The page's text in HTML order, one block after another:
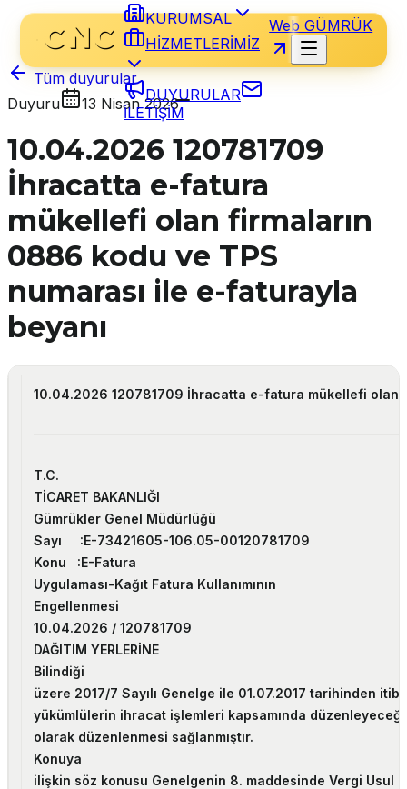
KURUMSAL
HİZMETLERİMİZ
DUYURULAR
İLETİŞİM
Web GÜMRÜK
Tüm duyurular
Duyuru
13 Nisan 2026
10.04.2026 120781709
İhracatta e-fatura
mükellefi olan firmaların
0886 kodu ve TPS
numarası ile e-faturayla
beyanı
10.04.2026 120781709 İhracatta e-fatura mükellefi olan
T.C.
TİCARET BAKANLIĞI
Gümrükler Genel Müdürlüğü
Sayı :E-73421605-106.05-00120781709
Konu :E-Fatura
Uygulaması-Kağıt Fatura Kullanımının
Engellenmesi
10.04.2026 / 120781709
DAĞITIM YERLERİNE
Bilindiği
üzere 2017/7 Sayılı Genelge ile 01.07.2017 tarihinden
yükümlülerin ihracat işlemleri kapsamında
olarak düzenlenmesi sağlanmıştır.
Konuya
ilişkin söz konusu Genelgenin 8. maddesinde Vergi Usul